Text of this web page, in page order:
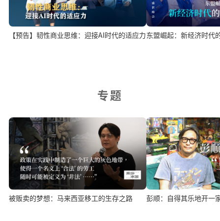
【预告】韧性商业思维：迎接AI时代的适应力东盟崛起：新经济时代
专题
被贩卖的梦想：马来西亚移工的生存之路 彭顺：自得其乐地开一